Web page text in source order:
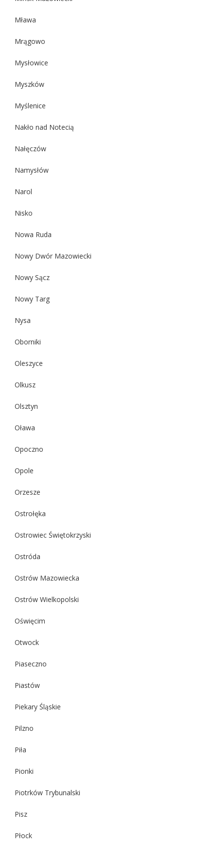
Mława
Mrągowo
Mysłowice
Myszków
Myślenice
Nakło nad Notecią
Nałęczów
Namysłów
Narol
Nisko
Nowa Ruda
Nowy Dwór Mazowiecki
Nowy Sącz
Nowy Targ
Nysa
Oborniki
Oleszyce
Olkusz
Olsztyn
Oława
Opoczno
Opole
Orzesze
Ostrołęka
Ostrowiec Świętokrzyski
Ostróda
Ostrów Mazowiecka
Ostrów Wielkopolski
Oświęcim
Otwock
Piaseczno
Piastów
Piekary Śląskie
Pilzno
Piła
Pionki
Piotrków Trybunalski
Pisz
Płock